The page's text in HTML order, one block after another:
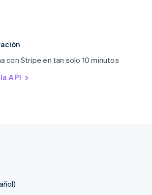
con Stripe en tan solo 10 minutos
API
Kong, China